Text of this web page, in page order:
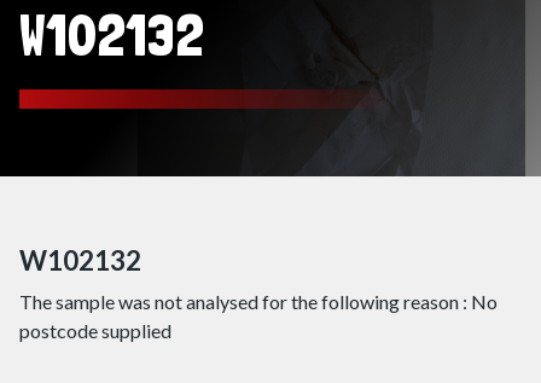
W102132
W102132
The sample was not analysed for the following reason : No
postcode supplied